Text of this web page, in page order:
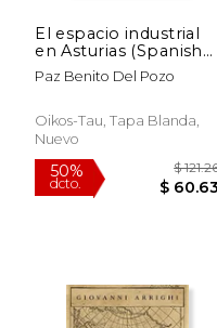
El espacio industrial
en Asturias (Spanish
Edition)
Paz Benito Del Pozo
Oikos-Tau, Tapa Blanda,
Nuevo